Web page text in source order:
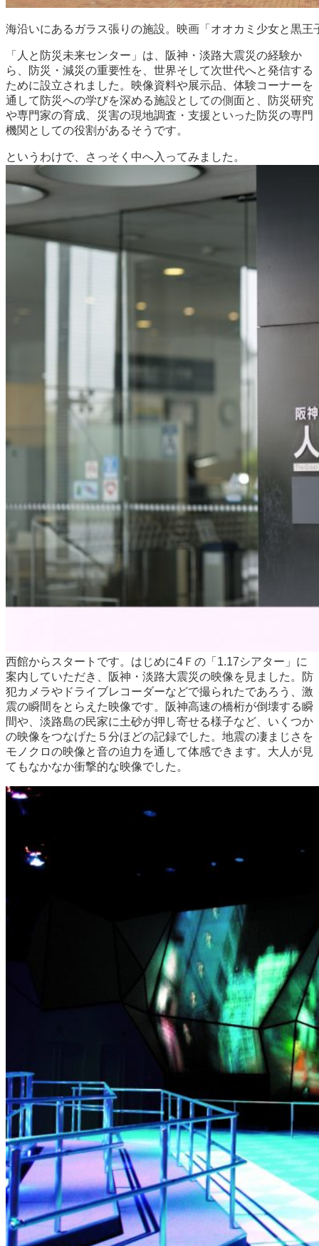
海沿いにあるガラス張りの施設。映画「オオカミ少女と黒
「人と防災未来センター」は、阪神・淡路大震災の経験か
ら、防災・減災の重要性を、世界そして次世代へと発信する
ために設立されました。映像資料や展示品、体験コーナーを
通して防災への学びを深める施設としての側面と、防災研究
や専門家の育成、災害の現地調査・支援といった防災の専門
機関としての役割があるそうです。
というわけで、さっそく中へ入ってみました。
西館からスタートです。はじめに4Ｆの「1.17シアター」に
案内していただき、阪神・淡路大震災の映像を見ました。防
犯カメラやドライブレコーダーなどで撮られたであろう、激
震の瞬間をとらえた映像です。阪神高速の橋桁が倒壊する瞬
間や、淡路島の民家に土砂が押し寄せる様子など、いくつか
の映像をつなげた５分ほどの記録でした。地震の凄まじさを
モノクロの映像と音の迫力を通して体感できます。大人が見
てもなかなか衝撃的な映像でした。